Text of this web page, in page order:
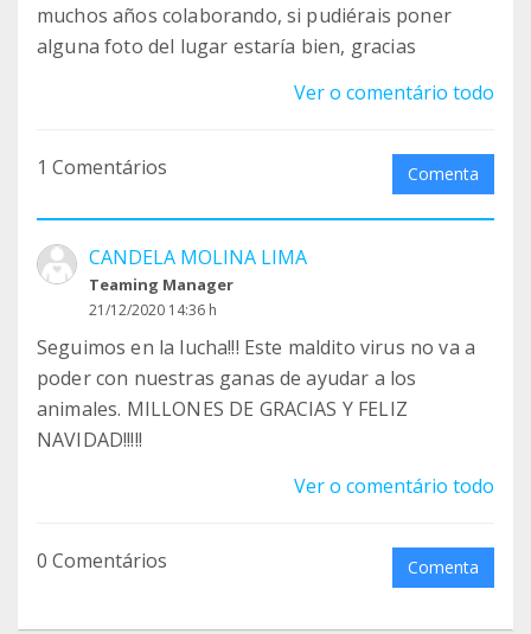
muchos años colaborando, si pudiérais poner
alguna foto del lugar estaría bien, gracias
Ver o comentário todo
1 Comentários Comenta
CANDELA MOLINA LIMA
Teaming Manager
21/12/2020 14:36 h
Seguimos en la lucha!!! Este maldito virus no va a
poder con nuestras ganas de ayudar a los
animales. MILLONES DE GRACIAS Y FELIZ
NAVIDAD!!!!!
Ver o comentário todo
0 Comentários Comenta